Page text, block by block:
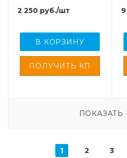
лопасти, нержавеющая
сталь с
покрытием, 350 мм
2 250 руб./шт
В КОРЗИНУ
ПОКАЗАТЬ
1 2 3